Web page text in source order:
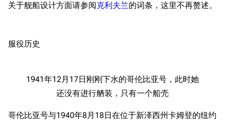
关于舰船设计方面请参阅克利夫兰的词条，这里不再赘述。
服役历史
1941年12月17日刚刚下水的哥伦比亚号，此时她
还没有进行舾装，只有一个船壳
哥伦比亚号与1940年8月18日在位于新泽西州卡姆登的纽约